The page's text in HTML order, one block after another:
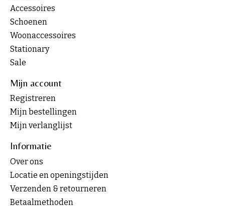
Accessoires
Schoenen
Woonaccessoires
Stationary
Sale
Mijn account
Registreren
Mijn bestellingen
Mijn verlanglijst
Informatie
Over ons
Locatie en openingstijden
Verzenden & retourneren
Betaalmethoden